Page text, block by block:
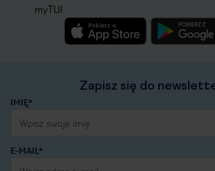
myTUI
Zapisz się do
IMIĘ*
E-MAIL*